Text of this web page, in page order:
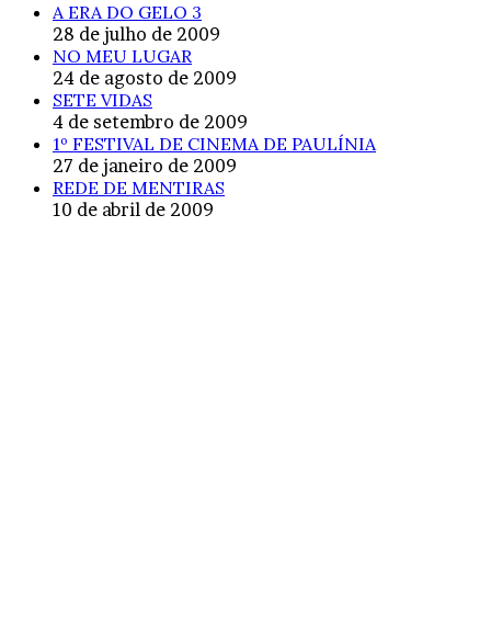
A ERA DO GELO 3
28 de julho de 2009
NO MEU LUGAR
24 de agosto de 2009
SETE VIDAS
4 de setembro de 2009
1º FESTIVAL DE CINEMA DE PAULÍNIA
27 de janeiro de 2009
REDE DE MENTIRAS
10 de abril de 2009